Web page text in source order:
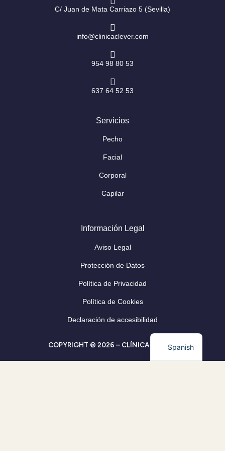
f
C/ Juan de Mata Carriazo 5 (Sevilla)
info@clinicaclever.com
954 98 80 53
637 64 52 53
Servicios
Pecho
Facial
Corporal
Capilar
Información Legal
Aviso Legal
Protección de Datos
Política de Privacidad
Política de Cookies
Declaración de accesibilidad
COPYRIGHT © 2026 – CLÍNICA CLEVERSpanish